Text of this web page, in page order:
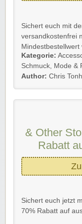
Sichert euch mit
versandkostenfrei
Mindestbestellwert
Gültig für Neu-
Wir wünschen
Kategorie:
Schmuck
Mode &
Author: Chris
& Other
Rabatt
Sichert euch jetzt
70% Rabatt auf